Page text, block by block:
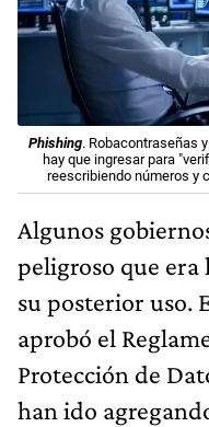
Phishing. Robacontraseñas
hay que ingresar para
reescribiendo números y
Algunos
peligroso que era
su posterior uso.
aprobó el
Protección de
han ido